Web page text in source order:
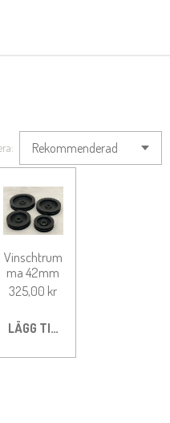
Vinschtrum
ma 42mm
325,00 kr
LÄGG TILL I VARUKORG